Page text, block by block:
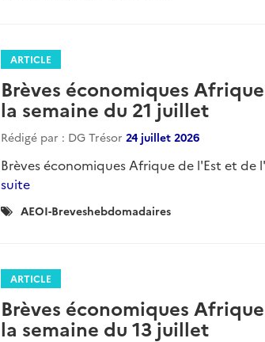
ARTICLE
Brèves économiques
la semaine du 21 juillet
Rédigé par : DG Trésor 24 juillet 2026
Brèves économiques Afrique de l'Est et de
suite
Catégories
AEOI-Breveshebdomadaires
ARTICLE
Brèves économiques
la semaine du 13 juillet